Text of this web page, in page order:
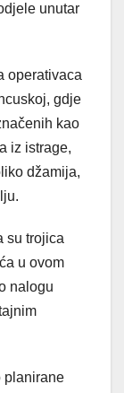
unutar
operativaca
gdje
kao
iz istrage,
džamija,
su trojica
u ovom
nalogu
planirane